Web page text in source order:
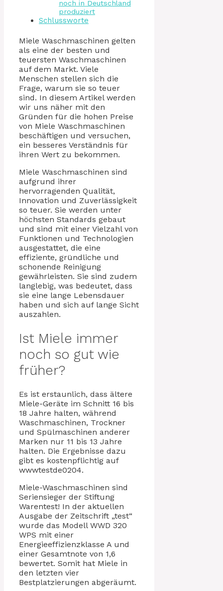
noch in Deutschland
produziert
Schlussworte
Miele Waschmaschinen gelten
als eine der besten und
teuersten Waschmaschinen
auf dem Markt. Viele
Menschen stellen sich die
Frage, warum sie so teuer
sind. In diesem Artikel werden
wir uns näher mit den
Gründen für die hohen Preise
von Miele Waschmaschinen
beschäftigen und versuchen,
ein besseres Verständnis für
ihren Wert zu bekommen.
Miele Waschmaschinen sind
aufgrund ihrer
hervorragenden Qualität,
Innovation und Zuverlässigkeit
so teuer. Sie werden unter
höchsten Standards gebaut
und sind mit einer Vielzahl von
Funktionen und Technologien
ausgestattet, die eine
effiziente, gründliche und
schonende Reinigung
gewährleisten. Sie sind zudem
langlebig, was bedeutet, dass
sie eine lange Lebensdauer
haben und sich auf lange Sicht
auszahlen.
Ist Miele immer
noch so gut wie
früher?
Es ist erstaunlich, dass ältere
Miele-Geräte im Schnitt 16 bis
18 Jahre halten, während
Waschmaschinen, Trockner
und Spülmaschinen anderer
Marken nur 11 bis 13 Jahre
halten. Die Ergebnisse dazu
gibt es kostenpflichtig auf
wwwtestde0204.
Miele-Waschmaschinen sind
Seriensieger der Stiftung
Warentest! In der aktuellen
Ausgabe der Zeitschrift „test“
wurde das Modell WWD 320
WPS mit einer
Energieeffizienzklasse A und
einer Gesamtnote von 1,6
bewertet. Somit hat Miele in
den letzten vier
Bestplatzierungen abgeräumt.